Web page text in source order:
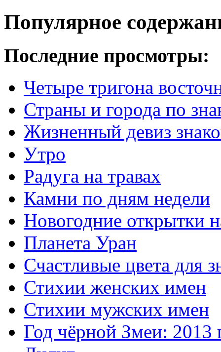
Популярное
Последние просмотры:
Четыре тригона
Страны и города по
Жизненный девиз
Утро
Радуга на травах
Камни по дням недели
Новогодние открытки
Планета Уран
Счастливые цвета для
Стихии женских имен
Стихии мужских имен
Год чёрной Змеи: 2013